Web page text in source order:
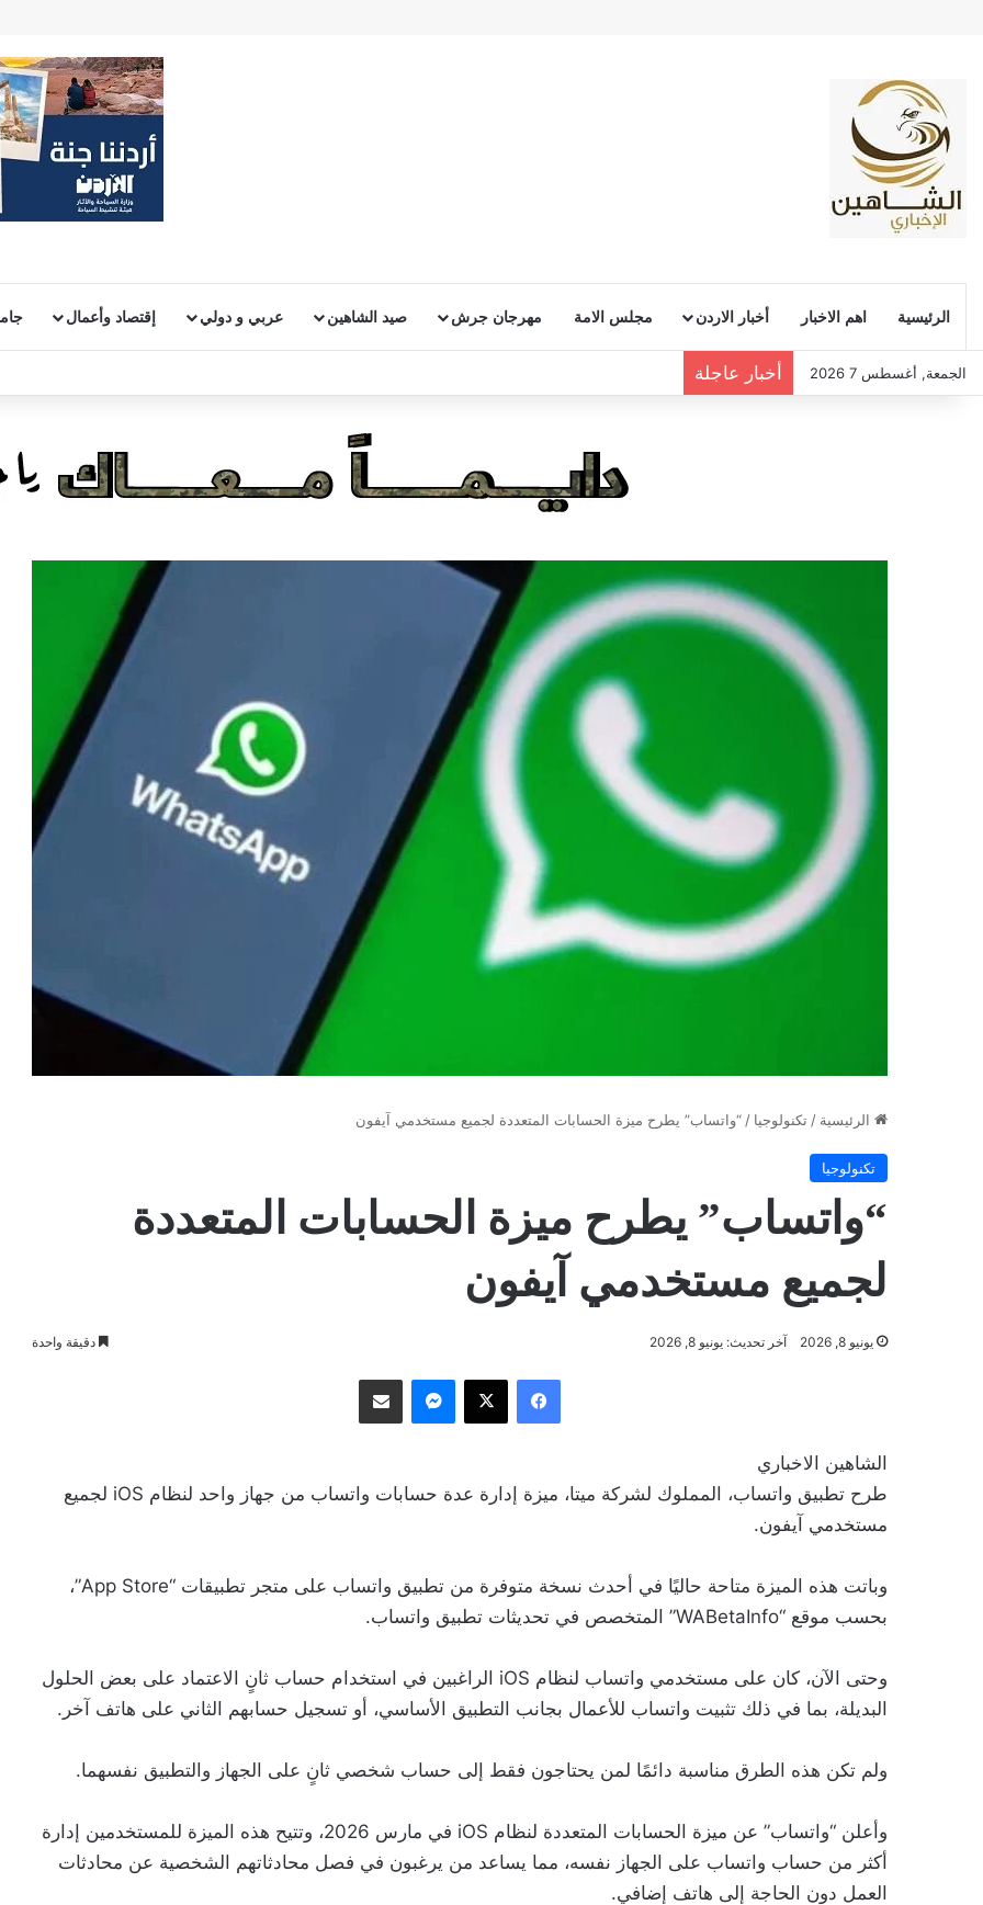
الرئيسية اهم الاخبار أخبار الاردن مجلس الامة مهرجان جرش صيد الشاهين عربي و دولي إقتصاد وأعمال
الجمعة, أغسطس 7 2026 أخبار عاجلة
الرئيسية / تكنولوجيا / “واتساب” يطرح ميزة الحسابات المتعددة لجميع مستخدمي آيفون
تكنولوجيا
“واتساب” يطرح ميزة الحسابات المتعددة
لجميع مستخدمي آيفون
يونيو 8, 2026 آخر تحديث: يونيو 8, 2026 دقيقة واحدة
فيسبوك ‫X ماسنجر مشاركة عبر البريد
الشاهين الاخباري
طرح تطبيق واتساب، المملوك لشركة ميتا، ميزة إدارة عدة حسابات واتساب من جهاز واحد لنظام iOS لجميع
مستخدمي آيفون.
وباتت هذه الميزة متاحة حاليًا في أحدث نسخة متوفرة من تطبيق واتساب على متجر تطبيقات “App Store”،
بحسب موقع “WABetaInfo” المتخصص في تحديثات تطبيق واتساب.
وحتى الآن، كان على مستخدمي واتساب لنظام iOS الراغبين في استخدام حساب ثانٍ الاعتماد على بعض الحلول
البديلة، بما في ذلك تثبيت واتساب للأعمال بجانب التطبيق الأساسي، أو تسجيل حسابهم الثاني على هاتف آخر.
ولم تكن هذه الطرق مناسبة دائمًا لمن يحتاجون فقط إلى حساب شخصي ثانٍ على الجهاز والتطبيق نفسهما.
وأعلن “واتساب” عن ميزة الحسابات المتعددة لنظام iOS في مارس 2026، وتتيح هذه الميزة للمستخدمين إدارة
أكثر من حساب واتساب على الجهاز نفسه، مما يساعد من يرغبون في فصل محادثاتهم الشخصية عن محادثات
العمل دون الحاجة إلى هاتف إضافي.